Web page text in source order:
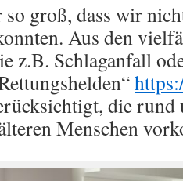
groß, dass wir
Aus den
z.B. Schlaganfall
die rund
Menschen